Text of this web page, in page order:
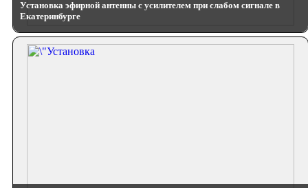
Установка эфирной антенны с усилителем при слабом сигнале в
Екатеринбурге